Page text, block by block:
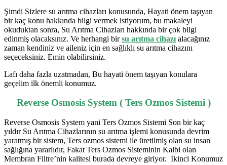
Şimdi Sizlere su arıtma cihazları konusunda, Hayati önem taşıyan
bir kaç konu hakkında bilgi vermek istiyorum, bu makaleyi
okuduktan sonra, Su Arıtma Cihazları hakkında bir çok bilgi
edinmiş olacaksınız. Ve herhangi birsu arıtma cihazı alacağınız
zaman kendiniz ve aileniz için en sağlıklı su arıtma cihazını
seçeceksiniz. Emin olabilirsiniz.
Lafı daha fazla uzatmadan, Bu hayati önem taşıyan konulara
geçelim ilk önemli konumuz.
Reverse Osmosis System ( Ters Ozmos Sistemi )
Reverse Osmosis System yani Ters Ozmos Sistemi Son bir kaç
yıldır Su Arıtma Cihazlarının su arıtma işlemi konusunda devrim
yaratmış bir sistem, Ters ozmos sistemi ile üretilmiş olan su insan
sağlığına yararlıdır, Fakat Ters Ozmos Sisteminin Kalbi olan
Membran Filtre’nin kalitesi burada devreye giriyor. İkinci Konumuz